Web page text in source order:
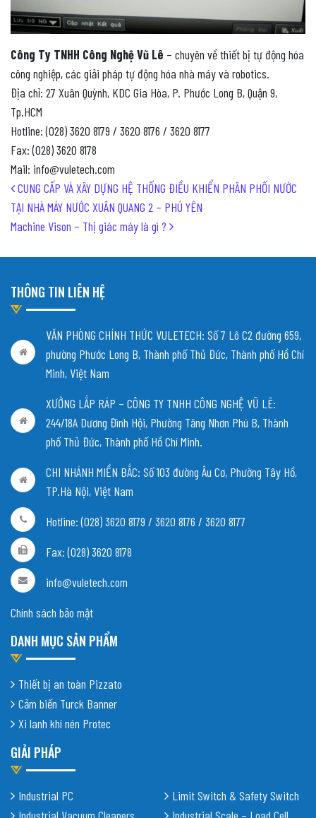
Công Ty TNHH Công Nghệ Vũ Lê – chuyên về thiết bị tự động hóa
công nghiệp, các giải pháp tự động hóa nhà máy và robotics.
Địa chỉ: 27 Xuân Quỳnh, KDC Gia Hòa, P. Phước Long B, Quận 9,
Tp.HCM
Hotline: (028) 3620 8179 / 3620 8176 / 3620 8177
Fax: (028) 3620 8178
Mail: info@vuletech.com
Post navigation
CUNG CẤP VÀ XÂY DỰNG HỆ THỐNG ĐIỀU KHIỂN PHÂN PHỐI NƯỚC
TẠI NHÀ MÁY NƯỚC XUÂN QUANG 2 – PHÚ YÊN
Machine Vison – Thị giác máy là gì ?
THÔNG TIN LIÊN HỆ
VĂN PHÒNG CHÍNH THỨC VULETECH: Số 7 Lô C2 đường 659,
phường Phước Long B, Thành phố Thủ Đức, Thành phố Hồ Chí
Minh, Việt Nam
XƯỞNG LẮP RÁP – CÔNG TY TNHH CÔNG NGHỆ VŨ LÊ:
244/18A Dương Đình Hội, Phường Tăng Nhơn Phú B, Thành
phố Thủ Đức, Thành phố Hồ Chí Minh.
CHI NHÁNH MIỀN BẮC: Số 103 đường Âu Cơ, Phường Tây Hồ,
TP.Hà Nội, Việt Nam
Hotline: (028) 3620 8179 / 3620 8176 / 3620 8177
Fax: (028) 3620 8178
info@vuletech.com
Chính sách bảo mật
DANH MỤC SẢN PHẨM
Thiết bị an toàn Pizzato
Cảm biến Turck Banner
Xi lanh khí nén Protec
GIẢI PHÁP
Industrial PC
Limit Switch & Safety Switch